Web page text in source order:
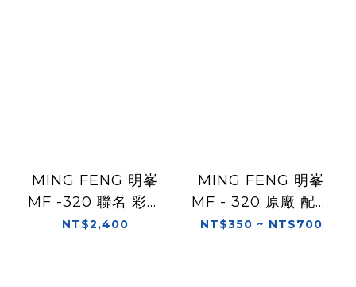
MING FENG 明峯
MF -320 聯名 彩繪
#15 粉 陳綠 半罩 安全
NT$2,400
MING FENG 明峯
MF - 320 原廠 配件
鏡片
NT$350 ~ NT$700